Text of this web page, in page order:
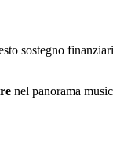
sostegno
nel panorama